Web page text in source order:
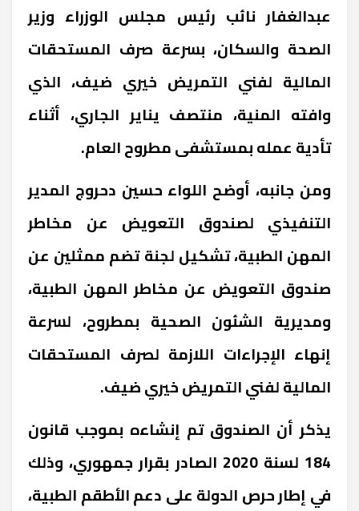
عبدالغفار نائب رئيس مجلس الوزراء وزير
الصحة والسكان، بسرعة صرف المستحقات
المالية لفني التمريض خيري ضيف، الذي
وافته المنية، منتصف يناير الجاري، أثناء
تأدية عمله بمستشفى مطروح العام.
ومن جانبه، أوضح اللواء حسين دحروج المدير
التنفيذي لصندوق التعويض عن مخاطر
المهن الطبية، تشكيل لجنة تضم ممثلين عن
صندوق التعويض عن مخاطر المهن الطبية،
ومديرية الشئون الصحية بمطروح، لسرعة
إنهاء الإجراءات اللازمة لصرف المستحقات
المالية لفني التمريض خيري ضيف.
يذكر أن الصندوق تم إنشاءه بموجب قانون
184 لسنة 2020 الصادر بقرار جمهوري، وذلك
في إطار حرص الدولة على دعم الأطقم الطبية،